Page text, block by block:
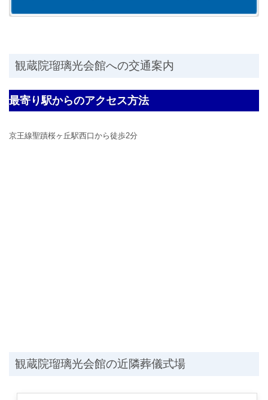
観蔵院瑠璃光会館への交通案内
最寄り駅からのアクセス方法
京王線聖蹟桜ヶ丘駅西口から徒歩2分
観蔵院瑠璃光会館の近隣葬儀式場